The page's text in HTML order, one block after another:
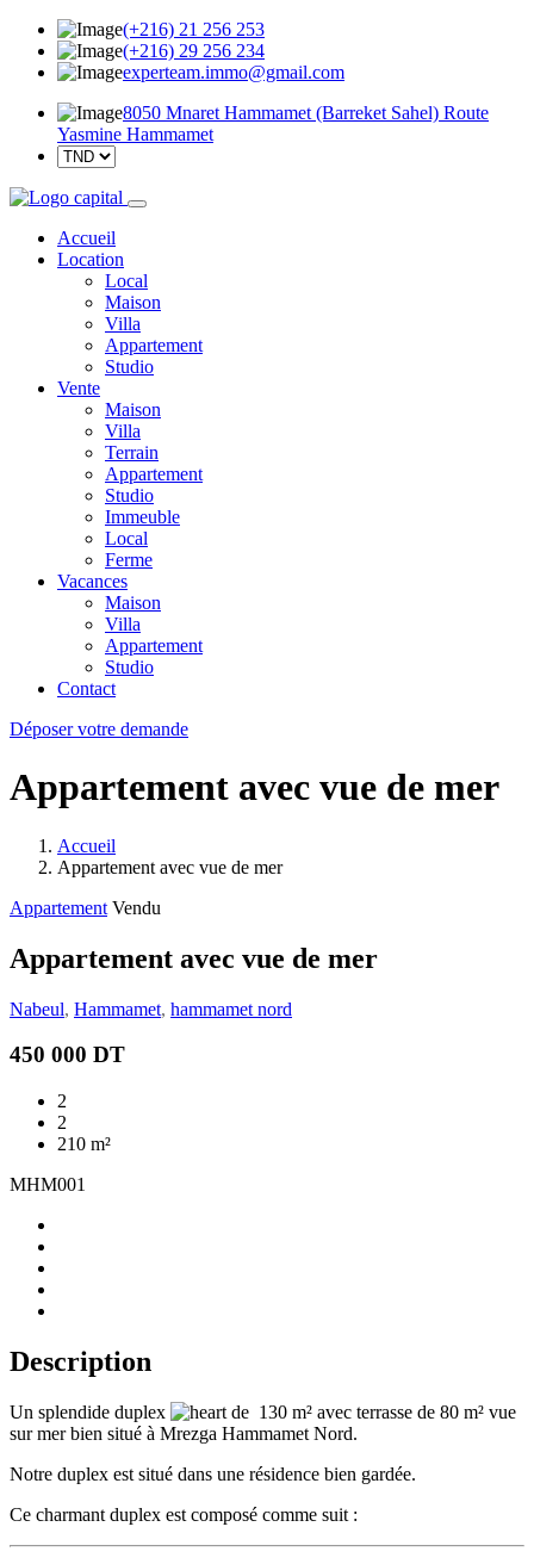
(+216) 21 256 253
(+216) 29 256 234
experteam.immo@gmail.com
8050 Mnaret Hammamet (Barreket Sahel) Route
Yasmine Hammamet
Accueil
Location
Local
Maison
Villa
Appartement
Studio
Vente
Maison
Villa
Terrain
Appartement
Studio
Immeuble
Local
Ferme
Vacances
Maison
Villa
Appartement
Studio
Contact
Déposer votre demande
Appartement avec vue de mer
Accueil
Appartement avec vue de mer
Appartement Vendu
Appartement avec vue de mer
Nabeul, Hammamet, hammamet nord
450 000 DT
2
2
210 m²
MHM001
Description
Un splendide duplex
de 130 m² avec terrasse de 80 m² vue
sur mer bien situé à Mrezga Hammamet Nord.
Notre duplex est situé dans une résidence bien gardée.
Ce charmant duplex est composé comme suit :